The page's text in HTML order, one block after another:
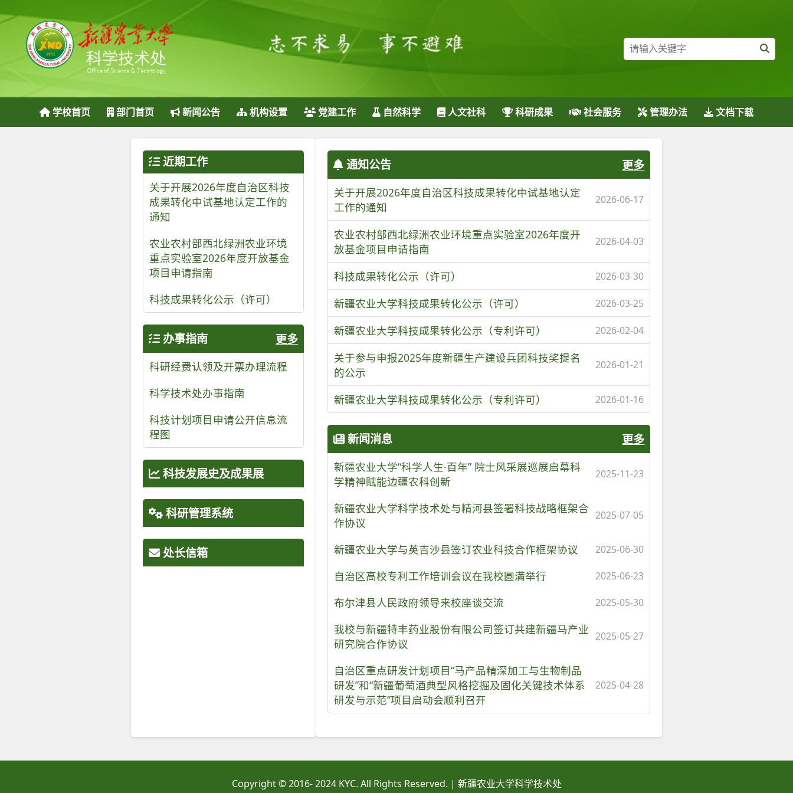
学校首页 部门首页 新闻公告 机构设置 党建工作 自然科学 人文社科 科研成果 社会服务 管理办法 文档下载
近期工作
关于开展2026年度自治区科技
成果转化中试基地认定工作的
通知
农业农村部西北绿洲农业环境
重点实验室2026年度开放基金
项目申请指南
科技成果转化公示（许可）
办事指南 更多
科研经费认领及开票办理流程
科学技术处办事指南
科技计划项目申请公开信息流
程图
科技发展史及成果展
科研管理系统
处长信箱
通知公告 更多
关于开展2026年度自治区科技成果转化中试基地认定
工作的通知
2026-06-17
农业农村部西北绿洲农业环境重点实验室2026年度开
放基金项目申请指南
2026-04-03
科技成果转化公示（许可） 2026-03-30
新疆农业大学科技成果转化公示（许可） 2026-03-25
新疆农业大学科技成果转化公示（专利许可） 2026-02-04
关于参与申报2025年度新疆生产建设兵团科技奖提名
的公示
2026-01-21
新疆农业大学科技成果转化公示（专利许可） 2026-01-16
新闻消息 更多
新疆农业大学“科学人生·百年” 院士风采展巡展启幕科
学精神赋能边疆农科创新
2025-11-23
新疆农业大学科学技术处与精河县签署科技战略框架合
作协议
2025-07-05
新疆农业大学与英吉沙县签订农业科技合作框架协议 2025-06-30
自治区高校专利工作培训会议在我校圆满举行 2025-06-23
布尔津县人民政府领导来校座谈交流 2025-05-30
我校与新疆特丰药业股份有限公司签订共建新疆马产业
研究院合作协议
2025-05-27
自治区重点研发计划项目“马产品精深加工与生物制品
研发”和“新疆葡萄酒典型风格挖掘及固化关键技术体系
研发与示范”项目启动会顺利召开
2025-04-28
Copyright © 2016- 2024 KYC. All Rights Reserved. | 新疆农业大学科学技术处